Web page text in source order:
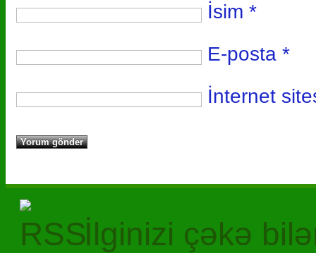
İsim *
E-posta *
İnternet
İlginizi çəkə